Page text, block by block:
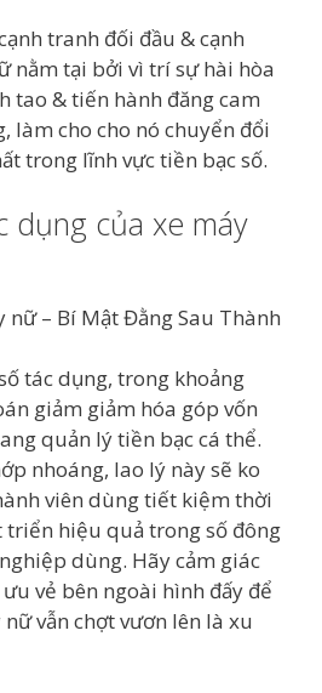
tranh đối đầu & cạnh
nằm tại bởi vì trí sự hài hòa
tao & tiến hành đăng cam
làm cho cho nó chuyển đổi
trong lĩnh vực tiền bạc số.
dụng của xe máy
tác dụng, trong khoảng
giảm giảm hóa góp vốn
quản lý tiền bạc cá thể.
nhoáng, lao lý này sẽ ko
viên dùng tiết kiệm thời
hiệu quả trong số đông
dùng. Hãy cảm giác
vẻ bên ngoài hình đấy để
vẫn chợt vươn lên là xu